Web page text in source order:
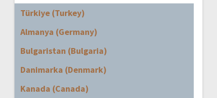
Türkiye (Turkey)
Almanya (Germany)
Bulgaristan (Bulgaria)
Danimarka (Denmark)
Kanada (Canada)